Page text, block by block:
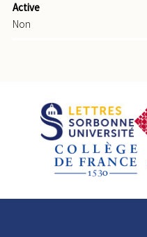
Active
Non